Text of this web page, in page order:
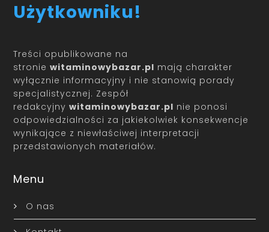
Użytkowniku!
Treści opublikowane na
stroniewitaminowybazar.pl mają charakter
wyłącznie informacyjny i nie stanowią porady
specjalistycznej. Zespół
redakcyjnywitaminowybazar.pl nie ponosi
odpowiedzialności za jakiekolwiek konsekwencje
wynikające z niewłaściwej interpretacji
przedstawionych materiałów.
Menu
O nas